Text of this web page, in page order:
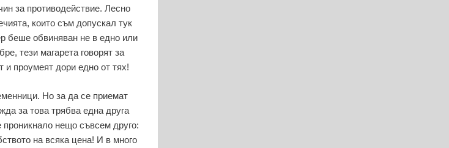
за противодействие. Лесно
които съм допускал тук
беше обвиняван не в едно или
тези магарета говорят за
и проумеят дори едно от тях!
Но за да се приемат
за това трябва една друга
нещо съвсем друго:
на всяка цена! И в много